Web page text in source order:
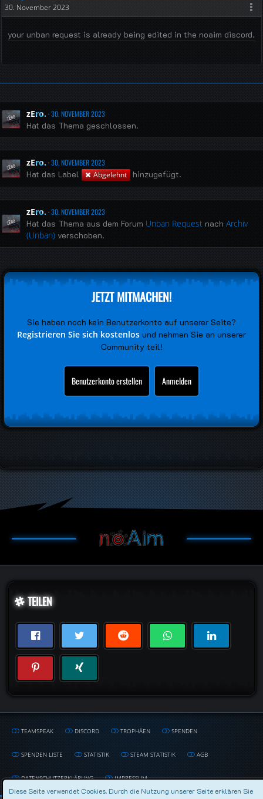
30. November 2023
your unban request is already being edited in the noaim discord.
zEro. 30. NOVEMBER 2023
Hat das Thema geschlossen.
zEro. 30. NOVEMBER 2023
Hat das Label Abgelehnt hinzugefügt.
zEro. 30. NOVEMBER 2023
Hat das Thema aus dem Forum Unban Request nach Archiv
(Unban) verschoben.
JETZT MITMACHEN!
Sie haben noch kein Benutzerkonto auf unserer Seite?
Registrieren Sie sich kostenlos und nehmen Sie an unserer
Community teil!
Benutzerkonto erstellen Anmelden
TEILEN
TEAMSPEAK DISCORD TROPHÄEN SPENDEN
SPENDEN LISTE STATISTIK STEAM STATISTIK AGB
DATENSCHUTZERKLÄRUNG IMPRESSUM
Diese Seite verwendet Cookies. Durch die Nutzung unserer Seite erklären Sie